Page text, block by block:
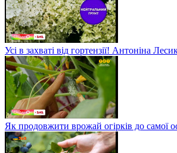
Усі в захваті від гортензії! Антоніна
Як продовжити врожай огірків до самої